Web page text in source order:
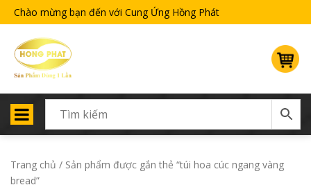
Chào mừng bạn đến với Cung Ứng Hồng Phát
Trang chủ / Sản phẩm được gắn thẻ “túi hoa cúc ngang vàng
bread”